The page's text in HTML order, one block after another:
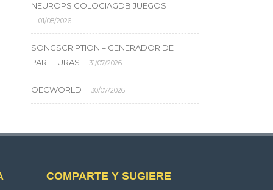
NEUROPSICOLOGIAGDB JUEGOS
01/08/2026
SONGSCRIPTION – GENERADOR DE
PARTITURAS
31/07/2026
OECWORLD 30/07/2026
COMPARTE Y SUGIERE